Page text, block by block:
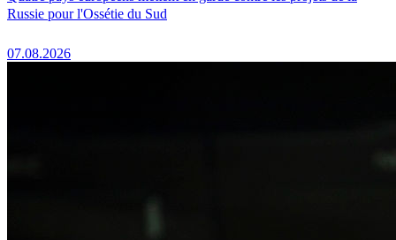
Russie pour l'Ossétie du Sud
07.08.2026